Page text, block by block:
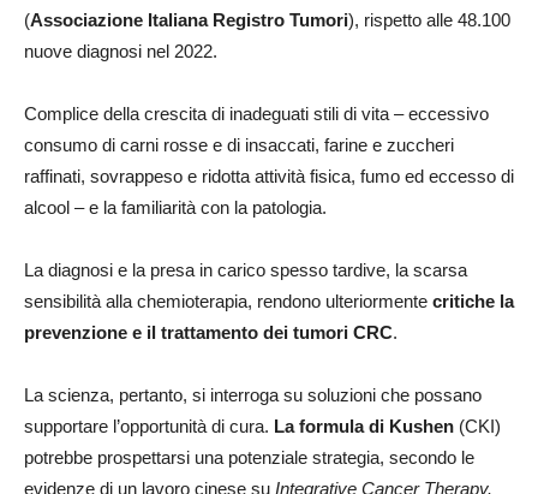
(Associazione Italiana Registro Tumori), rispetto alle 48.100
nuove diagnosi nel 2022.
Complice della crescita di inadeguati stili di vita – eccessivo
consumo di carni rosse e di insaccati, farine e zuccheri
raffinati, sovrappeso e ridotta attività fisica, fumo ed eccesso di
alcool – e la familiarità con la patologia.
La diagnosi e la presa in carico spesso tardive, la scarsa
sensibilità alla chemioterapia, rendono ulteriormente critiche la
prevenzione e il trattamento dei tumori CRC.
La scienza, pertanto, si interroga su soluzioni che possano
supportare l’opportunità di cura. La formula di Kushen (CKI)
potrebbe prospettarsi una potenziale strategia, secondo le
evidenze di un lavoro cinese su Integrative Cancer Therapy.